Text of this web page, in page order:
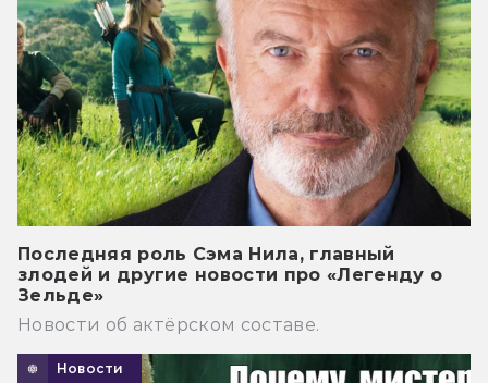
Последняя роль Сэма Нила, главный
злодей и другие новости про «Легенду о
Зельде»
Новости об актёрском составе.
Новости